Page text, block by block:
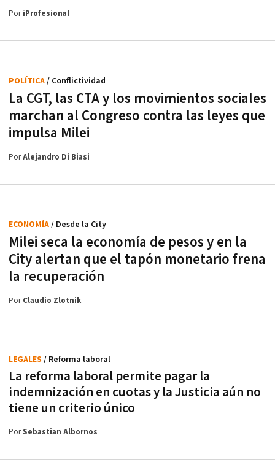
PoriProfesional
La CGT, las CTA y los movimientos sociales
marchan al Congreso contra las leyes que
impulsa Milei
POLÍTICA/ Conflictividad
PorAlejandro Di Biasi
Milei seca la economía de pesos y en la
City alertan que el tapón monetario frena
la recuperación
ECONOMÍA/ Desde la City
PorClaudio Zlotnik
La reforma laboral permite pagar la
indemnización en cuotas y la Justicia aún no
tiene un criterio único
LEGALES / Reforma laboral
PorSebastian Albornos